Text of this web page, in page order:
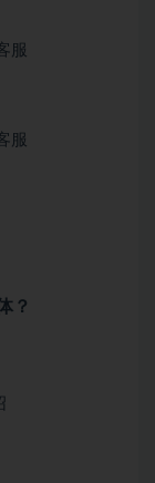
服
服
？